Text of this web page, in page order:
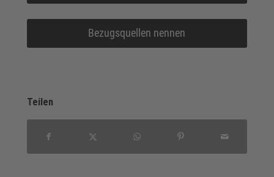
Bezugsquellen nennen
Teilen